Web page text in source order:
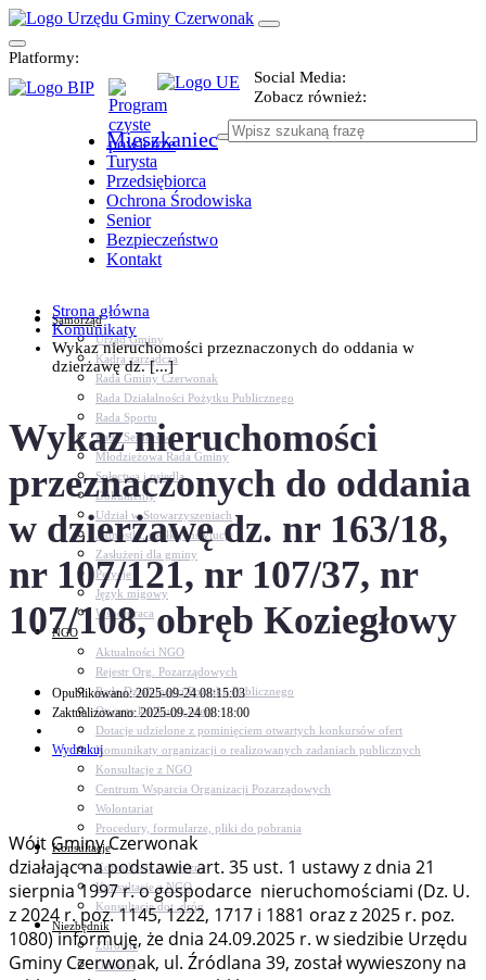
Platformy:
Social Media:
Zobacz również:
Mieszkaniec
Turysta
Przedsiębiorca
Ochrona Środowiska
Senior
Bezpieczeństwo
Kontakt
Samorząd
Urząd Gminy
Kadra zarządcza
Rada Gminy Czerwonak
Rada Działalności Pożytku Publicznego
Rada Sportu
Rada Seniorów
Młodzieżowa Rada Gminy
Sołectwa i osiedla
Dokumenty
Udział w Stowarzyszeniach
Jednostki, spółki, instytucje
Zasłużeni dla gminy
Petycje
Język migowy
Współpraca
NGO
Aktualności NGO
Rejestr Org. Pozarządowych
Rada Działalności Pożytku Publicznego
Otwarte konkursy ofert
Dotacje udzielone z pominięciem otwartych konkursów ofert
Komunikaty organizacji o realizowanych zadaniach publicznych
Konsultacje z NGO
Centrum Wsparcia Organizacji Pozarządowych
Wolontariat
Procedury, formularze, pliki do pobrania
Konsultacje
Konsultacje społeczne
Konsultacje z NGO
Konsultacje dot. dróg
Niezbędnik
Zdrowie
Oświata
Strona główna
Komunikaty
Wykaz nieruchomości przeznaczonych do oddania w
dzierżawę dz. [...]
Wykaz nieruchomości
przeznaczonych do oddania
w dzierżawę dz. nr 163/18,
nr 107/121, nr 107/37, nr
107/108, obręb Koziegłowy
Opublikowano: 2025-09-24 08:15:03
Zaktualizowano: 2025-09-24 08:18:00
Wydrukuj
Wójt Gminy Czerwonak
działając na podstawie art. 35 ust. 1 ustawy z dnia 21
sierpnia 1997 r. o gospodarce nieruchomościami (Dz. U.
z 2024 r. poz. 1145, 1222, 1717 i 1881 oraz z 2025 r. poz.
1080) informuję, że dnia 24.09.2025 r. w siedzibie Urzędu
Gminy Czerwonak, ul. Źródlana 39, został wywieszony na